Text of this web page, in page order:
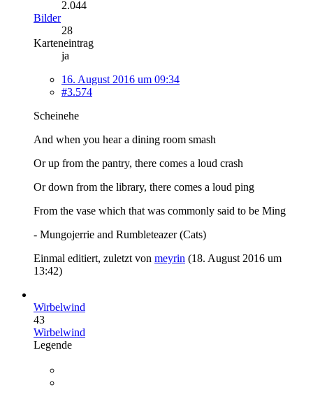
2.044
Bilder
28
Karteneintrag
ja
16. August 2016 um 09:34
#3.574
Scheinehe
And when you hear a dining room smash
Or up from the pantry, there comes a loud crash
Or down from the library, there comes a loud ping
From the vase which that was commonly said to be Ming
- Mungojerrie and Rumbleteazer (Cats)
Einmal editiert, zuletzt von meyrin (18. August 2016 um
13:42)
Wirbelwind
43
Wirbelwind
Legende